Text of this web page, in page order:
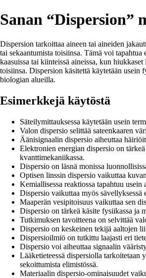
Sanan “Dispersion”
Dispersion tarkoittaa aineen tai aineiden
tai sekaantumista toisiinsa. Tämä voi tapahtua
kaasuissa tai kiinteissä aineissa, kun
toisiinsa. Dispersion käsitettä käytetään usein
biologian alueilla.
Esimerkkejä käytöstä
Säteilymittauksessa käytetään usein
Valon dispersio selittää sateenkaaren
Äänisignaalin dispersio aiheuttaa
Elektronien energian dispersio on
kvanttimekaniikassa.
Dispersio on läsnä monissa
Optisen linssin dispersio vaikuttaa
Kemiallisessa reaktiossa tapahtuu usein
Dispersio vaikuttaa myös sävellyksessä
Maaperän vesipitoisuus vaikuttaa sen
Dispersio on tärkeä käsite fysiikassa ja
Tutkimuksen tavoitteena on selvittää
Dispersio on keskeinen tekijä aaltojen
Dispersioilmiö on tutkittu laajasti eri
Dispersio voi aiheuttaa signaalin
Lääketieteessä dispersiolla tarkoitetaan
sekoittumista elimistössä.
Materiaalin dispersio-ominaisuudet